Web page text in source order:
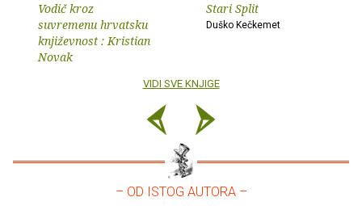
Vodič kroz
suvremenu hrvatsku
književnost : Kristian
Novak
Stari Split
Duško Kečkemet
VIDI SVE KNJIGE
– OD ISTOG AUTORA –